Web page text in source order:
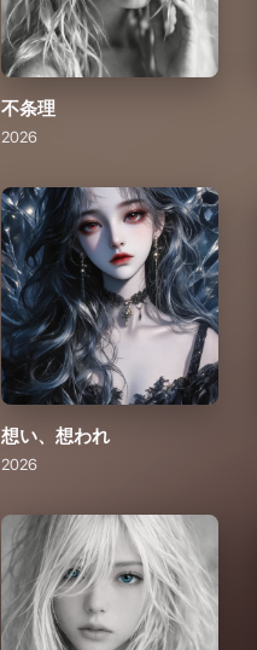
不条理
2026
想い、想われ
2026